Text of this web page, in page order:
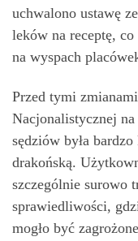
uchwalono ustawę
leków na receptę,
na wyspach
Przed tymi
Nacjonalistycznej
sędziów była
drakońską.
szczególnie surowo
sprawiedliwości,
mogło być